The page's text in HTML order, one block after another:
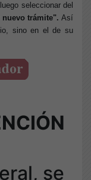
seleccionar del
nuevo trámite".Así
sino en el de su
se